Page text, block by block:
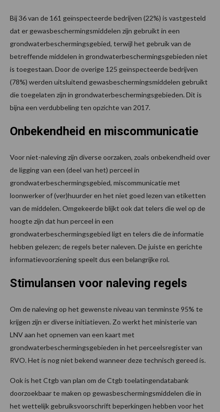
Bij 36 van de 161 geïnspecteerde bedrijven (22%) is vastgesteld
dat er gewasbeschermingsmiddelen zijn gebruikt in een
grondwaterbeschermingsgebied, terwijl het gebruik van de
betreffende middelen in grondwaterbeschermingsgebieden niet
is toegestaan. Door de overige 125 geïnspecteerde bedrijven
(78%) werden uitsluitend gewasbeschermingsmiddelen gebruikt
die toegelaten zijn in grondwaterbeschermingsgebieden. Dit is
bijna een verdubbeling ten opzichte van 2017.
Onbekendheid en miscommunicatie
Voor niet-naleving zijn diverse oorzaken, zoals onbekendheid over
de ligging van een (deel van het) perceel in
grondwaterbeschermingsgebied, miscommunicatie met
loonwerker of (ver)huurder en het niet goed lezen van etiketten
van de middelen. Omgekeerde blijkt ook dat telers die wel op de
hoogte zijn dat hun perceel in een
grondwaterbeschermingsgebied ligt en telers die de informatie
hebben gelezen; de regels beter naleven. De juiste en gerichte
informatievoorziening speelt dus een belangrijke rol.
Stimulansen voor naleving regels
Om de naleving op het gewenste niveau van tenminste 95% te
krijgen zijn er diverse initiatieven. Zo werkt het ministerie van
LNV aan het opnemen van een kaart met
grondwaterbeschermingsgebieden in het perceelsregister van
RVO. Het is nog niet bekend wanneer deze technisch gereed is.
Ook is het Ctgb van plan om de Ctgb toelatingendatabank
doorzoekbaar te maken op gewasbeschermingsmiddelen die in
het wettelijk gebruiksvoorschrift beperkingen hebben voor het